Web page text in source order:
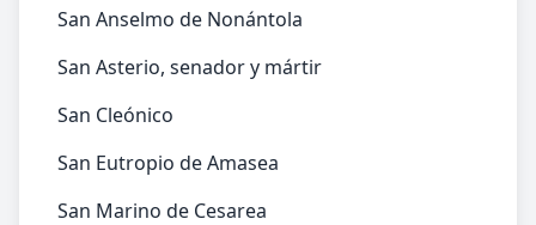
San Anselmo de Nonántola
San Asterio, senador y mártir
San Cleónico
San Eutropio de Amasea
San Marino de Cesarea